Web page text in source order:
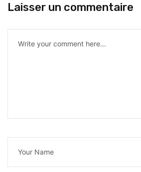
Laisser un commentaire